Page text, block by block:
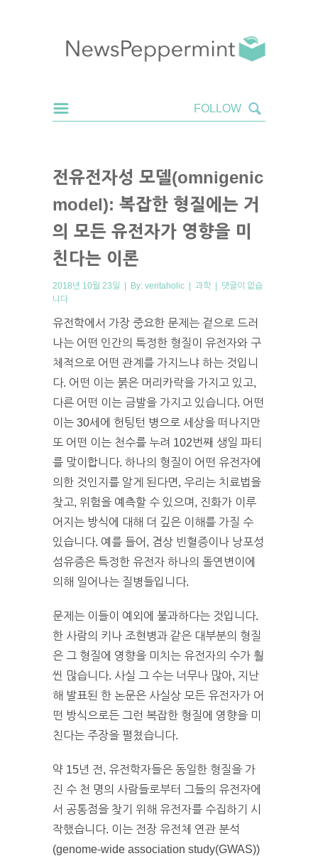
전유전자성 모델(omnigenic
model): 복잡한 형질에는 거
의 모든 유전자가 영향을 미
친다는 이론
2018년 10월 23일 | By: veritaholic | 과학 | 댓글이 없습
니다
유전학에서 가장 중요한 문제는 겉으로 드러
나는 어떤 인간의 특정한 형질이 유전자와 구
체적으로 어떤 관계를 가지느냐 하는 것입니
다. 어떤 이는 붉은 머리카락을 가지고 있고,
다른 어떤 이는 금발을 가지고 있습니다. 어떤
이는 30세에 헌팅턴 병으로 세상을 떠나지만
또 어떤 이는 천수를 누려 102번째 생일 파티
를 맞이합니다. 하나의 형질이 어떤 유전자에
의한 것인지를 알게 된다면, 우리는 치료법을
찾고, 위험을 예측할 수 있으며, 진화가 이루
어지는 방식에 대해 더 깊은 이해를 가질 수
있습니다. 예를 들어, 겸상 빈혈증이나 낭포성
섬유증은 특정한 유전자 하나의 돌연변이에
의해 일어나는 질병들입니다.
문제는 이들이 예외에 불과하다는 것입니다.
한 사람의 키나 조현병과 같은 대부분의 형질
은 그 형질에 영향을 미치는 유전자의 수가 훨
씬 많습니다. 사실 그 수는 너무나 많아, 지난
해 발표된 한 논문은 사실상 모든 유전자가 어
떤 방식으로든 그런 복잡한 형질에 영향을 미
친다는 주장을 펼쳤습니다.
약 15년 전, 유전학자들은 동일한 형질을 가
진 수 천 명의 사람들로부터 그들의 유전자에
서 공통점을 찾기 위해 유전자를 수집하기 시
작했습니다. 이는 전장 유전체 연관 분석
(genome-wide association study(GWAS))